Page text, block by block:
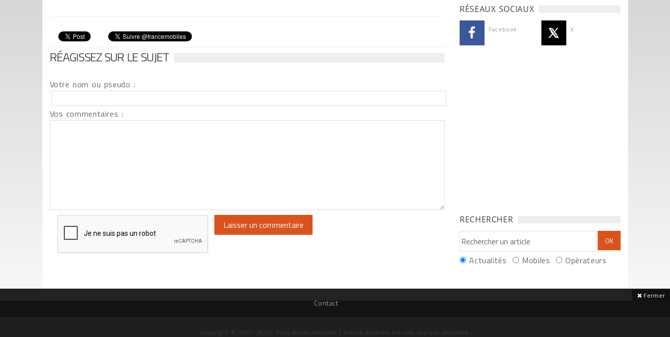
RÉAGISSEZ SUR LE SUJET
Votre nom ou pseudo :
Vos commentaires :
RÉSEAUX SOCIAUX
Facebook X
RECHERCHER
Actualités Mobiles Opérateurs
Contact
Copyright © 1997-2026. Tous droits réservés | France Mobiles est une marque déposée.
Fermer